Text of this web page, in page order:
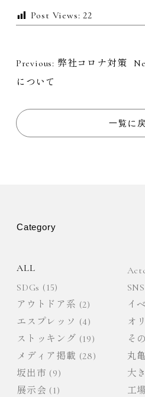
Post Views: 22
投
ナ
ョ
ン
Previous: 弊社コロナ対策
について
一覧に
Category
ALL
SDGs (15)
アウトドア系 (2) イ
エスプレッソ (4) オ
ストッキング (19) そ
メディア掲載 (28) 丸
坂出市 (9) 大
展示会 (1) 工